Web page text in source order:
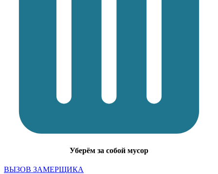
Уберём за собой мусор
ВЫЗОВ ЗАМЕРЩИКА